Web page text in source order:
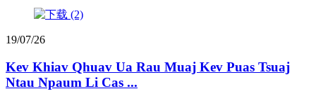
19/07/26
Kev Khiav Qhuav Ua Rau Muaj Kev Puas Tsuaj
Ntau Npaum Li Cas ...